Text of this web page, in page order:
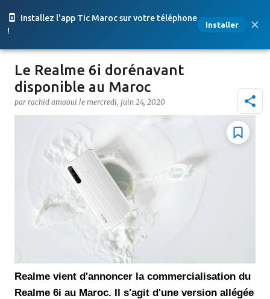
Installez l'app Tic Maroc sur votre téléphone
!
Installer
Accéder au contenu principal
Le Realme 6i dorénavant
disponible au Maroc
par rachid amaoui le mercredi, juin 24, 2020
Realme vient d'annoncer la commercialisation du
Realme 6i au Maroc. Il s'agit d'une version allégée